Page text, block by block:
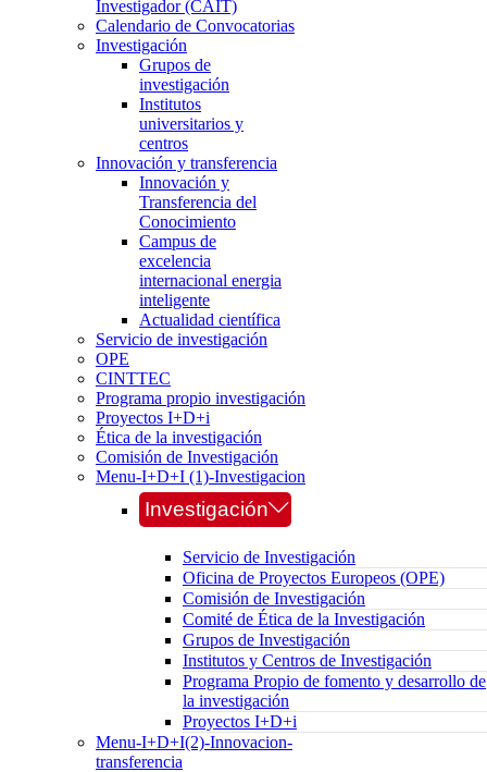
Investigador (CAIT)
Calendario de Convocatorias
Investigación
Grupos de
investigación
Institutos
universitarios y
centros
Innovación y transferencia
Innovación y
Transferencia del
Conocimiento
Campus de
excelencia
internacional energia
inteligente
Actualidad científica
Servicio de investigación
OPE
CINTTEC
Programa propio investigación
Proyectos I+D+i
Ética de la investigación
Comisión de Investigación
Menu-I+D+I (1)-Investigacion
Investigación
Servicio de Investigación
Oficina de Proyectos Europeos (OPE)
Comisión de Investigación
Comité de Ética de la Investigación
Grupos de Investigación
Institutos y Centros de Investigación
Programa Propio de fomento y desarrollo de
la investigación
Proyectos I+D+i
Menu-I+D+I(2)-Innovacion-
transferencia